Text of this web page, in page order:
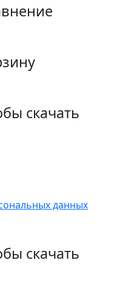
скачать
данных
скачать